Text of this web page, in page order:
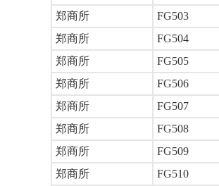
郑商所
FG503
郑商所
FG504
郑商所
FG505
郑商所
FG506
郑商所
FG507
郑商所
FG508
郑商所
FG509
郑商所
FG510